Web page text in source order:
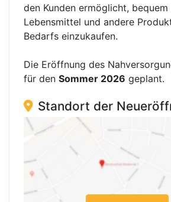
den Kunden ermöglicht, bequem
Lebensmittel und andere
Bedarfs einzukaufen.
Die Eröffnung des
für den Sommer 2026 geplant.
Standort der